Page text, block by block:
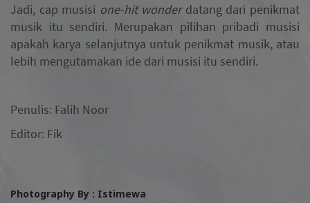
Jadi, cap musisi one-hit wonder datang dari penikmat
musik itu sendiri. Merupakan pilihan pribadi musisi
apakah karya selanjutnya untuk penikmat musik, atau
lebih mengutamakan ide dari musisi itu sendiri.
Penulis: Falih Noor
Editor: Fik
Photography By : Istimewa